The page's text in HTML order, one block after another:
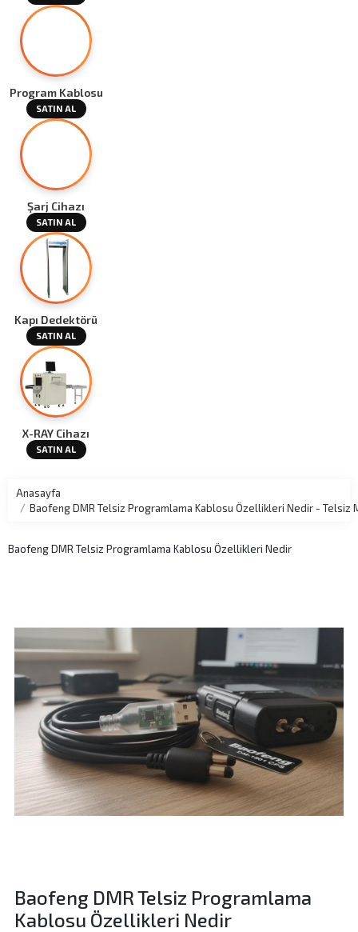
Program Kablosu
SATIN AL
Şarj Cihazı
SATIN AL
Kapı Dedektörü
SATIN AL
X-RAY Cihazı
SATIN AL
Anasayfa
Baofeng DMR Telsiz Programlama Kablosu Özellikleri Nedir -
Baofeng DMR Telsiz Programlama Kablosu Özellikleri Nedir
Baofeng DMR Telsiz Programlama
Kablosu Özellikleri Nedir